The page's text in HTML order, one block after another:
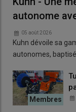
autonome
05 août 2026
Kuhn dévoile sa
autonomes,